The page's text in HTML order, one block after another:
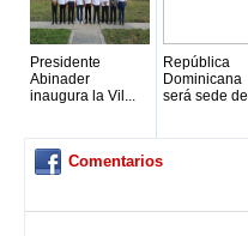
Presidente
Abinader
inaugura la Vil...
República
Dominicana
será sede
Comentarios